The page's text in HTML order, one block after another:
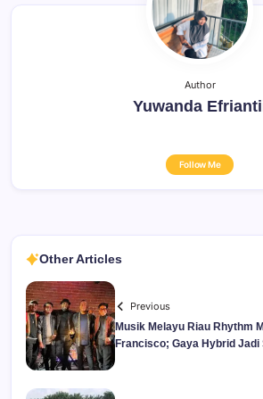
Author
Yuwanda
Follow Me
Other Articles
Previous
Musik Melayu Riau Rhythm
Francisco; Gaya Hybrid Jadi